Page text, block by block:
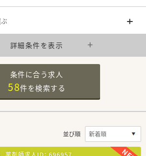
詳細条件を表示
条件に合う求人
58件を検索する
並び順